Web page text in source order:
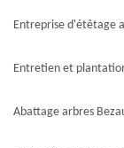
Entreprise d'étêtage
Entretien et
Abattage arbres